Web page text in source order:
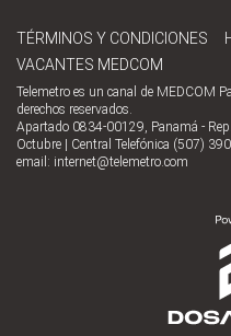
TÉRMINOS Y CONDICIONES
VACANTES MEDCOM
Telemetro es un canal de MEDCOM
derechos reservados.
Apartado 0834-00129, Panamá -
Octubre | Central Telefónica (507)
email: internet@telemetro.com